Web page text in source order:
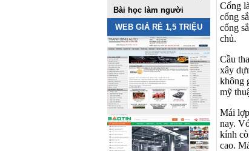
Bài học làm người
WEB GIÁ RẺ 1,5 TRIỆU
Cổng
cổng
cổng
chủ.
Cầu
xây
không
mỹ
Mái
nay.
kính
cao.